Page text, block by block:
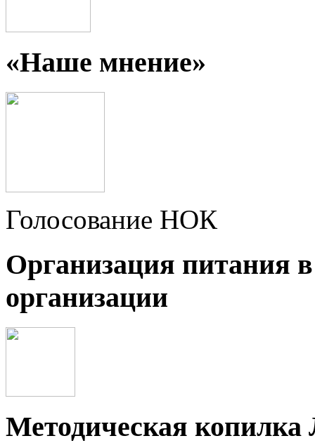
«Наше мнение»
Голосование НОК
Организация питания
организации
Методическая